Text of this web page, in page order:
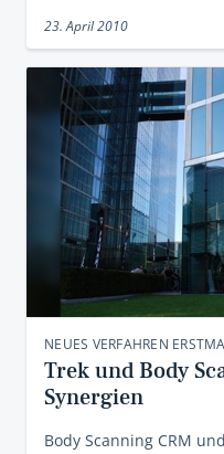
23. April 2010
NEUES VERFAHREN
Trek und Body
Synergien
Body Scanning CRM